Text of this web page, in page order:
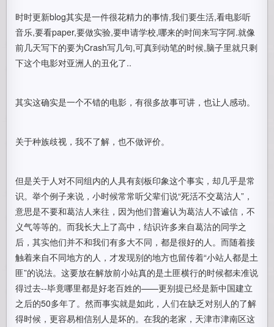
时时更新blog其实是一件很花精力的事情,我们要生活,看电影听
音乐,要看paper,要做实验,要申请学校,哪来的时间来写字阿.就像
前几天写下的要为Crash写几句,可真到动笔的时候,脑子里就只剩
下这个电影对亚洲人的丑化了..
其实这确实是一个不错的电影，有很多故事可讲，也让人感动。
关于种族歧视，我不了解，也不做评价。
但是关于人对不同组内的人具有刻板印象这个事实，却几乎是常
识。举个例子来说，小时候常常听父辈们说“死活不交葛沽人”，
意思是不要和葛沽人来往，因为他们普遍认为葛沽人不诚信，不
义气等等的。而我长大上了高中，结识许多来自葛沽的同学之
后，其实他们并不和我们有多大不同，都是很好的人。而随着接
触着来自不同地方的人，才发现别的地方也留传着“小站人都是土
匪”的说法。这要放在解放前小站真的是土匪横行的时候都未准说
得过去--毕竟哪里都是好老百姓的——更别提已经是新中国建立
之后的50多年了。然而事实就是如此，人们在缺乏对别人的了解
得时候，更容易相信别人是坏的。在我的老家，天津市津南区这